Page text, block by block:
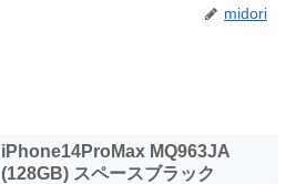
midori
iPhone14ProMax MQ963JA
(128GB) スペースブラック